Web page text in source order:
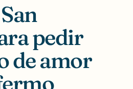
pedir
de amor